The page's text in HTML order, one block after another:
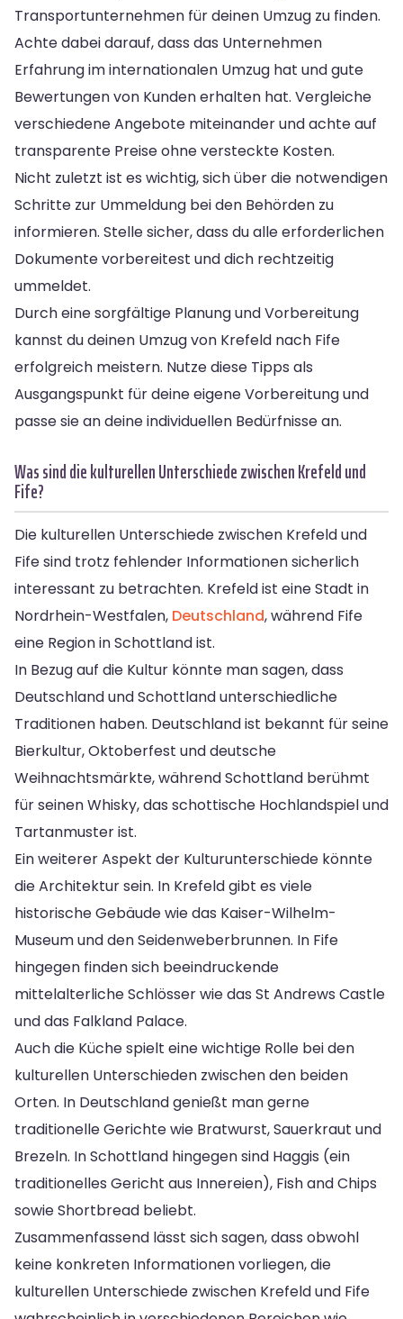
Transportunternehmen für deinen Umzug zu finden.
Achte dabei darauf, dass das Unternehmen
Erfahrung im internationalen Umzug hat und gute
Bewertungen von Kunden erhalten hat. Vergleiche
verschiedene Angebote miteinander und achte auf
transparente Preise ohne versteckte Kosten.
Nicht zuletzt ist es wichtig, sich über die notwendigen
Schritte zur Ummeldung bei den Behörden zu
informieren. Stelle sicher, dass du alle erforderlichen
Dokumente vorbereitest und dich rechtzeitig
ummeldet.
Durch eine sorgfältige Planung und Vorbereitung
kannst du deinen Umzug von Krefeld nach Fife
erfolgreich meistern. Nutze diese Tipps als
Ausgangspunkt für deine eigene Vorbereitung und
passe sie an deine individuellen Bedürfnisse an.
Was sind die kulturellen Unterschiede zwischen Krefeld und
Fife?
Die kulturellen Unterschiede zwischen Krefeld und
Fife sind trotz fehlender Informationen sicherlich
interessant zu betrachten. Krefeld ist eine Stadt in
Nordrhein-Westfalen, Deutschland, während Fife
eine Region in Schottland ist.
In Bezug auf die Kultur könnte man sagen, dass
Deutschland und Schottland unterschiedliche
Traditionen haben. Deutschland ist bekannt für seine
Bierkultur, Oktoberfest und deutsche
Weihnachtsmärkte, während Schottland berühmt
für seinen Whisky, das schottische Hochlandspiel und
Tartanmuster ist.
Ein weiterer Aspekt der Kulturunterschiede könnte
die Architektur sein. In Krefeld gibt es viele
historische Gebäude wie das Kaiser-Wilhelm-
Museum und den Seidenweberbrunnen. In Fife
hingegen finden sich beeindruckende
mittelalterliche Schlösser wie das St Andrews Castle
und das Falkland Palace.
Auch die Küche spielt eine wichtige Rolle bei den
kulturellen Unterschieden zwischen den beiden
Orten. In Deutschland genießt man gerne
traditionelle Gerichte wie Bratwurst, Sauerkraut und
Brezeln. In Schottland hingegen sind Haggis (ein
traditionelles Gericht aus Innereien), Fish and Chips
sowie Shortbread beliebt.
Zusammenfassend lässt sich sagen, dass obwohl
keine konkreten Informationen vorliegen, die
kulturellen Unterschiede zwischen Krefeld und Fife